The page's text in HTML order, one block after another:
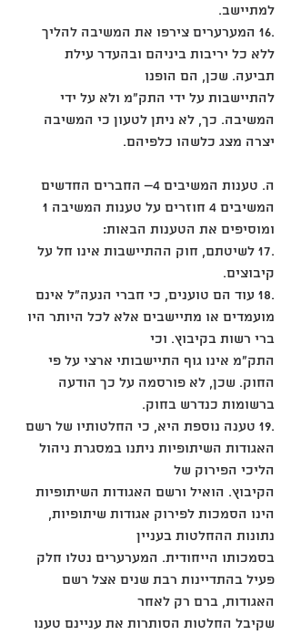
למתיישב.
.16 המערערים צירפו את המשיבה להליך
ללא כל יריבות ביניהם ובהעדר עילת
תביעה. שכן, הם הופנו
להתיישבות על ידי התק"מ ולא על ידי
המשיבה. כך, לא ניתן לטעון כי המשיבה
יצרה מצג כלשהו כלפיהם.
ה. טענות המשיבים 4– החברים החדשים
ומוסיפים את הטענות הבאות:
.17 לשיטתם, חוק ההתיישבות אינו חל על
קיבוצים.
.18 עוד הם טוענים, כי חברי הנעה"ל אינם
מועמדים או מתיישבים אלא לכל היותר היו
ברי רשות בקיבוץ. וכי
התק"מ אינו גוף התיישבותי ארצי על פי
החוק. שכן, לא פורסמה על כך הודעה
ברשומות כנדרש בחוק.
.19 טענה נוספת היא, כי החלטותיו של רשם
האגודות השיתופיות ניתנו במסגרת ניהול
הליכי הפירוק של
הקיבוץ. הואיל ורשם האגודות השיתופיות
הינו הסמכות לפירוק אגודות שיתופיות,
נתונות ההחלטות בעניין
בסמכותו הייחודית. המערערים נטלו חלק
פעיל בהתדיינות רבת שנים אצל רשם
האגודות, ברם רק לאחר
שקיבל החלטות הסותרות את עניינם טענו